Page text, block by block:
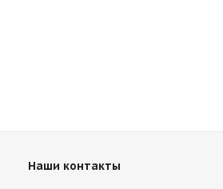
Наши контакты